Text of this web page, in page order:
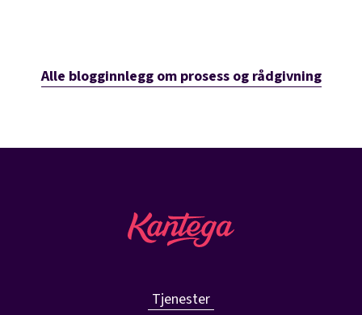
Alle blogginnlegg om prosess og rådgivning
Tjenester